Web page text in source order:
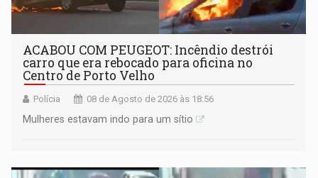
ACABOU COM PEUGEOT: Incêndio destrói
carro que era rebocado para oficina no
Centro de Porto Velho
Polícia 08 de Agosto de 2026 às 18:56
Mulheres estavam indo para um sítio